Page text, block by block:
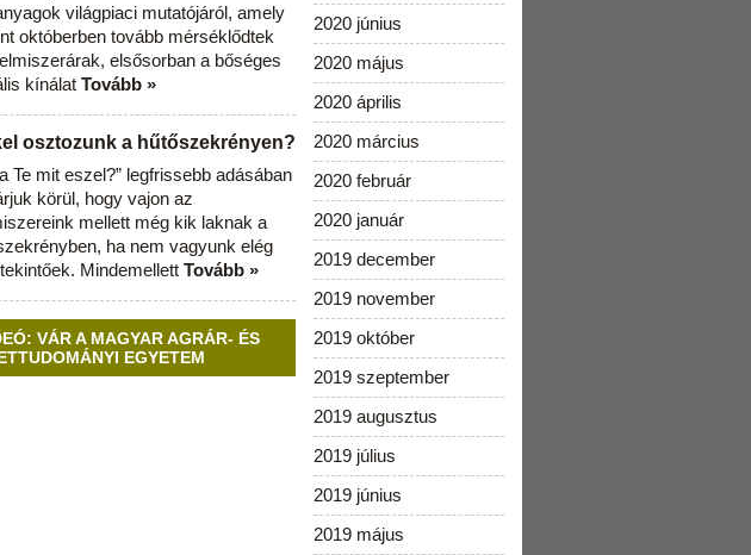
világpiaci mutatójáról, amely
októberben tovább mérséklődtek
elsősorban a bőséges
kínálat Tovább »
osztozunk a hűtőszekrényen?
Te mit eszel?” legfrissebb adásában
körül, hogy vajon az
mellett még kik laknak a
ha nem vagyunk elég
Mindemellett Tovább »
VÁR A MAGYAR AGRÁR- ÉS
EGYETEM
2020 június
2020 május
2020 április
2020 március
2020 február
2020 január
2019 december
2019 november
2019 október
2019 szeptember
2019 augusztus
2019 július
2019 június
2019 május